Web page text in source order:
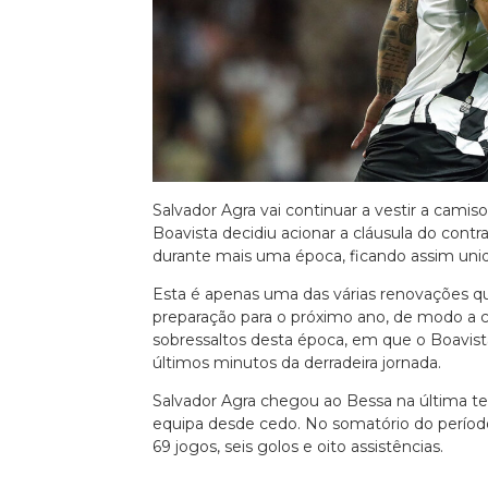
Euro 2020
Salvador Agra vai continuar a vestir a
Boavista decidiu acionar a cláusula do
durante mais uma época, ficando assim
Esta é apenas uma das várias renovações
preparação para o próximo ano, de modo
sobressaltos desta época, em que o
últimos minutos da derradeira jornada.
Salvador Agra chegou ao Bessa na última
equipa desde cedo. No somatório do
69 jogos, seis golos e oito assistências.